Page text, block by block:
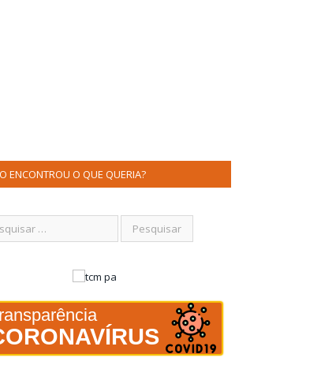
ENCONTROU O QUE QUERIA?